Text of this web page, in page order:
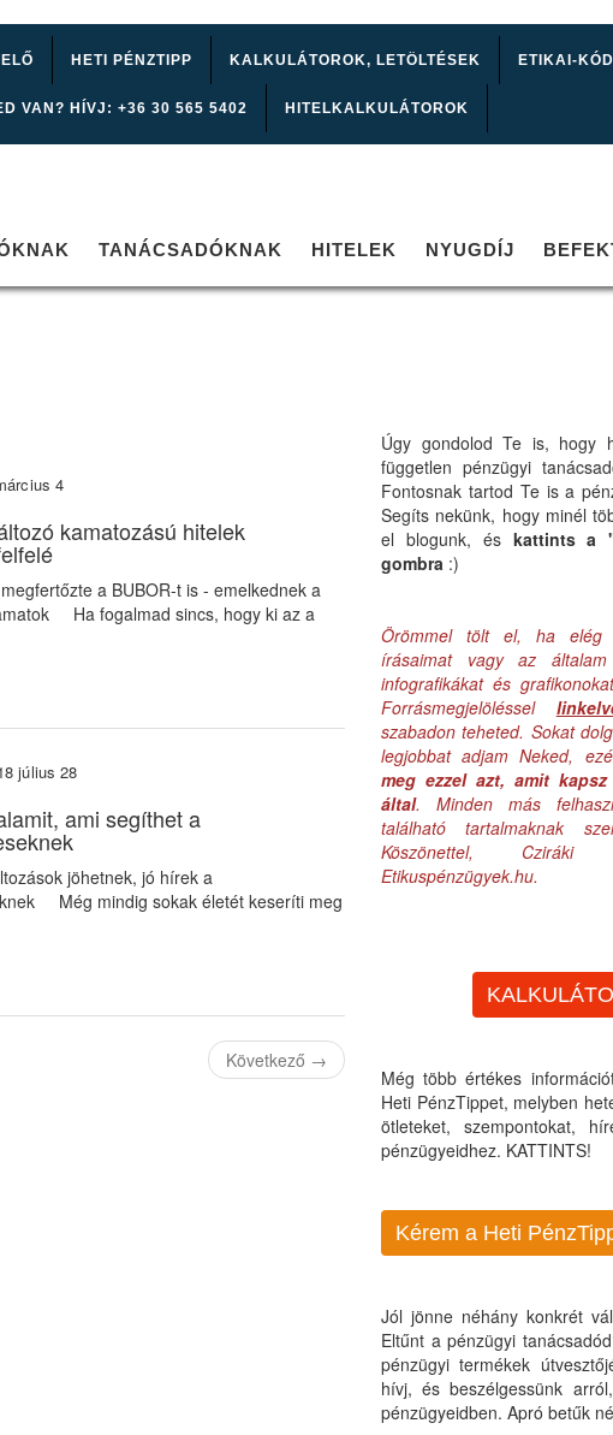
HETI PÉNZTIPP KALKULÁTOROK, LETÖLTÉSEK ETIKAI-
VAN? HÍVJ: +36 30 565 5402 HITELKALKULÁTOROK
TANÁCSADÓKNAK HITELEK NYUGDÍJ
4
kamatozású hitelek
a BUBOR-t is - emelkednek a
Ha fogalmad sincs, hogy ki az a
július 28
ami segíthet a
jöhetnek, jó hírek a
Még mindig sokak életét keseríti meg
Következő →
Úgy gondolod Te is, hogy
független pénzügyi
Fontosnak tartod Te is a
Segíts nekünk, hogy minél
el blogunk, és kattints a
gombra :)
Örömmel tölt el, ha elég
írásaimat vagy az általam
infografikákat és
Forrásmegjelöléssel
szabadon teheted. Sokat
legjobbat adjam Neked,
meg ezzel azt, amit kapsz
által. Minden más
található tartalmaknak
Köszönettel, Cziráki
Etikuspénzügyek.hu.
Még több értékes
Heti PénzTippet, melyben
ötleteket, szempontokat,
pénzügyeidhez. KATTINTS!
Kérem a Heti
Jól jönne néhány konkrét
Eltűnt a pénzügyi
pénzügyi termékek
hívj, és beszélgessünk
pénzügyeidben. Apró betűk